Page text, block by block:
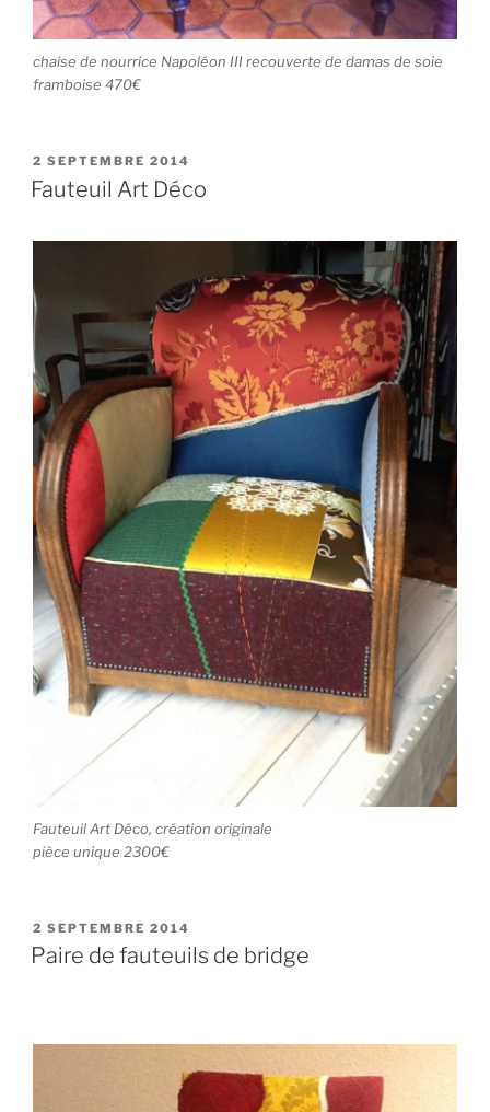
chaise de nourrice Napoléon III recouverte de damas de soie
framboise 470€
PUBLIÉ
LE
2 SEPTEMBRE 2014
Fauteuil Art Déco
Fauteuil Art Déco, création originale
pièce unique 2300€
PUBLIÉ
LE
2 SEPTEMBRE 2014
Paire de fauteuils de bridge